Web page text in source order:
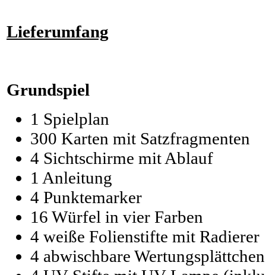
Lieferumfang
Grundspiel
1 Spielplan
300 Karten mit Satzfragmenten
4 Sichtschirme mit Ablauf
1 Anleitung
4 Punktemarker
16 Würfel in vier Farben
4 weiße Folienstifte mit Radierer
4 abwischbare Wertungsplättchen